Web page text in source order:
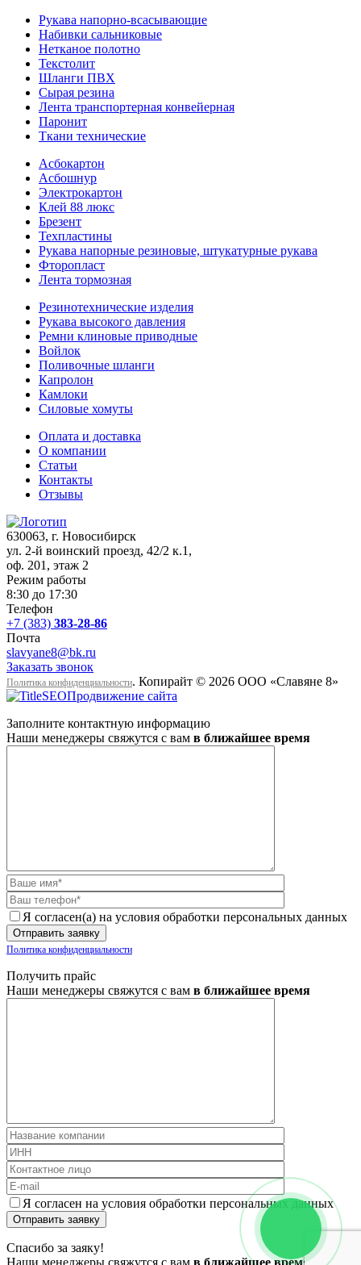
Рукава напорно-всасывающие
Набивки сальниковые
Нетканое полотно
Текстолит
Шланги ПВХ
Сырая резина
Лента транспортерная конвейерная
Паронит
Ткани технические
Асбокартон
Асбошнур
Электрокартон
Клей 88 люкс
Брезент
Техпластины
Рукава напорные резиновые, штукатурные рукава
Фторопласт
Лента тормозная
Резинотехнические изделия
Рукава высокого давления
Ремни клиновые приводные
Войлок
Поливочные шланги
Капролон
Камлоки
Силовые хомуты
Оплата и доставка
О компании
Статьи
Контакты
Отзывы
630063, г. Новосибирск
ул. 2-й воинский проезд, 42/2 к.1 ,
оф. 201, этаж 2
Режим работы
8:30 до 17:30
Телефон
+7 (383) 383-28-86
Почта
slavyane8@bk.ru
Заказать звонок
Политика конфиденциальности. Копирайт © 2026 ООО «Cлавяне 8»
Продвижение сайта
Заполните контактную информацию
Наши менеджеры свяжутся с вам в ближайшее время
Я согласен(а) на условия обработки персональных данных
Политика конфиденциальности
Получить прайс
Наши менеджеры свяжутся с вам в ближайшее время
Я согласен на условия обработки персональных данных
Спасибо за заяку!
Наши менеджеры свяжутся с вам в ближайшее время